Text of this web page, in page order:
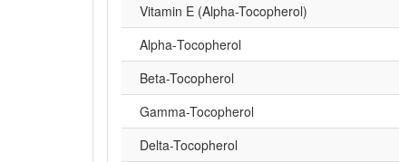
Vitamin E (Alpha-Tocopherol)
Alpha‑Tocopherol
Beta-Tocopherol
Gamma-Tocopherol
Delta-Tocopherol